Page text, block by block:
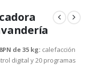
de 35 kg: calefacción
digital y 20 programas